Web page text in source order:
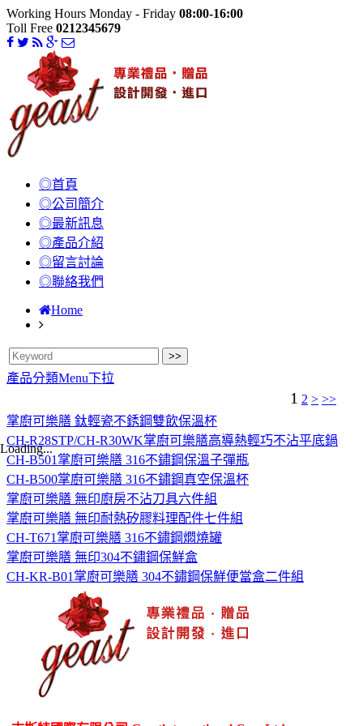
Working Hours Monday - Friday 08:00-16:00
Toll Free 0212345679
◎首頁
◎公司簡介
◎最新訊息
◎產品介紹
◎留言討論
◎聯絡我們
Home
產品分類Menu下拉
1 2 > >>
掌廚可樂膳 鈦輕瓷不銹鋼雙飲保溫杯
CH-R28STP/CH-R30WK掌廚可樂膳高導熱輕巧不沾平底鍋
CH-B501掌廚可樂膳 316不鏽鋼保溫子彈瓶
CH-B500掌廚可樂膳 316不鏽鋼真空保溫杯
掌廚可樂膳 無印廚房不沾刀具六件組
掌廚可樂膳 無印耐熱矽膠料理配件七件組
CH-T671掌廚可樂膳 316不鏽鋼燜燒罐
掌廚可樂膳 無印304不鏽鋼保鮮盒
CH-KR-B01掌廚可樂膳 304不鏽鋼保鮮便當盒二件組
Loading...